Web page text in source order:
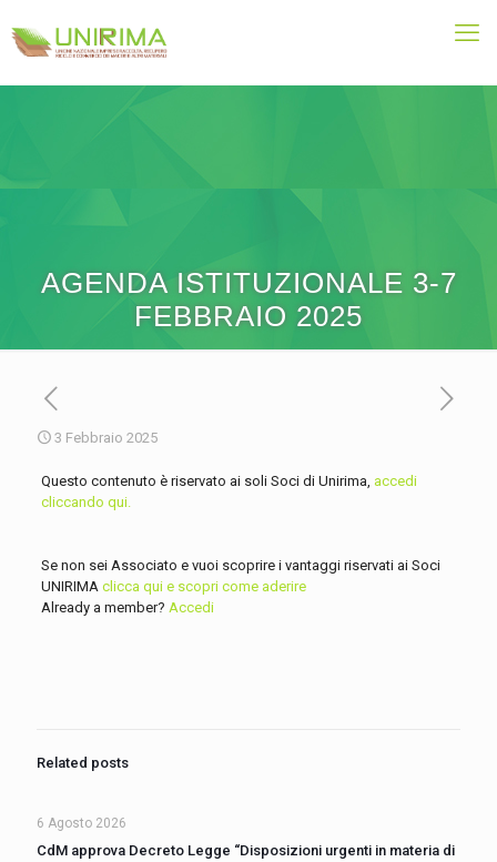
AGENDA ISTITUZIONALE 3-7
FEBBRAIO 2025
3 Febbraio 2025
Questo contenuto è riservato ai soli Soci di Unirima, accedi
cliccando qui.
Se non sei Associato e vuoi scoprire i vantaggi riservati ai Soci
UNIRIMA clicca qui e scopri come aderire
Already a member? Accedi
Related posts
6 Agosto 2026
CdM approva Decreto Legge “Disposizioni urgenti in materia di